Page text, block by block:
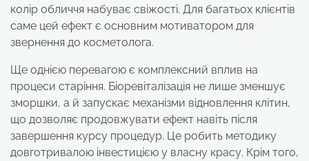
колір обличчя набуває свіжості. Для багатьох клієнтів
саме цей ефект є основним мотиватором для
звернення до косметолога.
Ще однією перевагою є комплексний вплив на
процеси старіння. Біоревіталізація не лише зменшує
зморшки, а й запускає механізми відновлення клітин,
що дозволяє продовжувати ефект навіть після
завершення курсу процедур. Це робить методику
довготривалою інвестицією у власну красу. Крім того,